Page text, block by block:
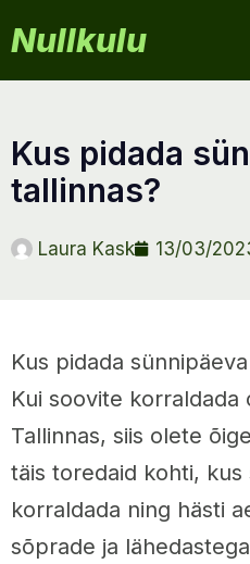
Nullkulu
kus pidada sünnipäeva
tallinnas?
Laura Kask 13/03/
Kus pidada
Kui soovite korraldada
Tallinnas, siis olete
täis toredaid kohti,
korraldada ning hästi
sõprade ja